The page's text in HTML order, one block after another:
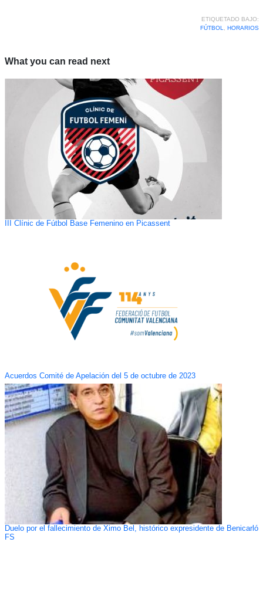
ETIQUETADO BAJO:
FÚTBOL
HORARIOS
What you can read next
III Clínic de Fútbol Base Femenino en Picassent
Acuerdos Comité de Apelación del 5 de octubre de 2023
Duelo por el fallecimiento de Ximo Bel, histórico expresidente de Benicarló
FS